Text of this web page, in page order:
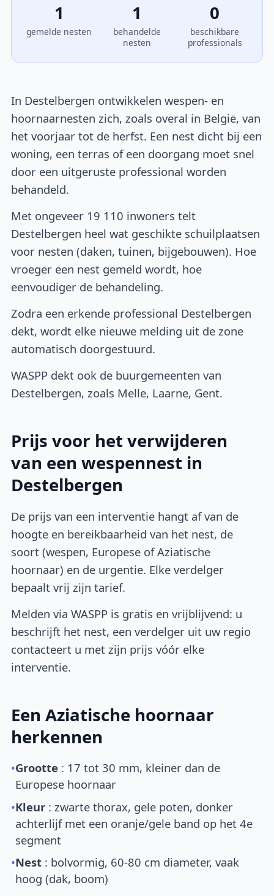
1
gemelde nesten
1
behandelde
nesten
0
beschikbare
professionals
In Destelbergen ontwikkelen wespen- en
hoornaarnesten zich, zoals overal in België, van
het voorjaar tot de herfst. Een nest dicht bij een
woning, een terras of een doorgang moet snel
door een uitgeruste professional worden
behandeld.
Met ongeveer 19 110 inwoners telt
Destelbergen heel wat geschikte schuilplaatsen
voor nesten (daken, tuinen, bijgebouwen). Hoe
vroeger een nest gemeld wordt, hoe
eenvoudiger de behandeling.
Zodra een erkende professional Destelbergen
dekt, wordt elke nieuwe melding uit de zone
automatisch doorgestuurd.
WASPP dekt ook de buurgemeenten van
Destelbergen, zoals Melle, Laarne, Gent.
Prijs voor het verwijderen
van een wespennest in
Destelbergen
De prijs van een interventie hangt af van de
hoogte en bereikbaarheid van het nest, de
soort (wespen, Europese of Aziatische
hoornaar) en de urgentie. Elke verdelger
bepaalt vrij zijn tarief.
Melden via WASPP is gratis en vrijblijvend: u
beschrijft het nest, een verdelger uit uw regio
contacteert u met zijn prijs vóór elke
interventie.
Een Aziatische hoornaar
herkennen
•Grootte : 17 tot 30 mm, kleiner dan de
Europese hoornaar
•Kleur : zwarte thorax, gele poten, donker
achterlijf met een oranje/gele band op het 4e
segment
•Nest : bolvormig, 60-80 cm diameter, vaak
hoog (dak, boom)